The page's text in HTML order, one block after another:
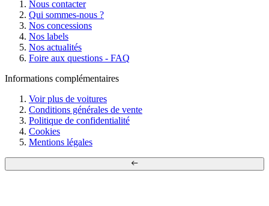
Nous contacter
Qui sommes-nous ?
Nos concessions
Nos labels
Nos actualités
Foire aux questions - FAQ
Informations complémentaires
Voir plus de voitures
Conditions générales de vente
Politique de confidentialité
Cookies
Mentions légales